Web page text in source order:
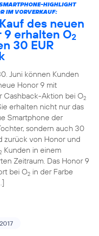
HIGHLIGHT
IM VORVERKAUF:
des neuen
9 erhalten O2
30 EUR
Juni können Kunden
Honor 9 mit
Cashback-Aktion bei O2
erhalten nicht nur das
Smartphone der
sondern auch 30
zurück von Honor und
Kunden in einem
Zeitraum. Das Honor 9
bei O2in der Farbe